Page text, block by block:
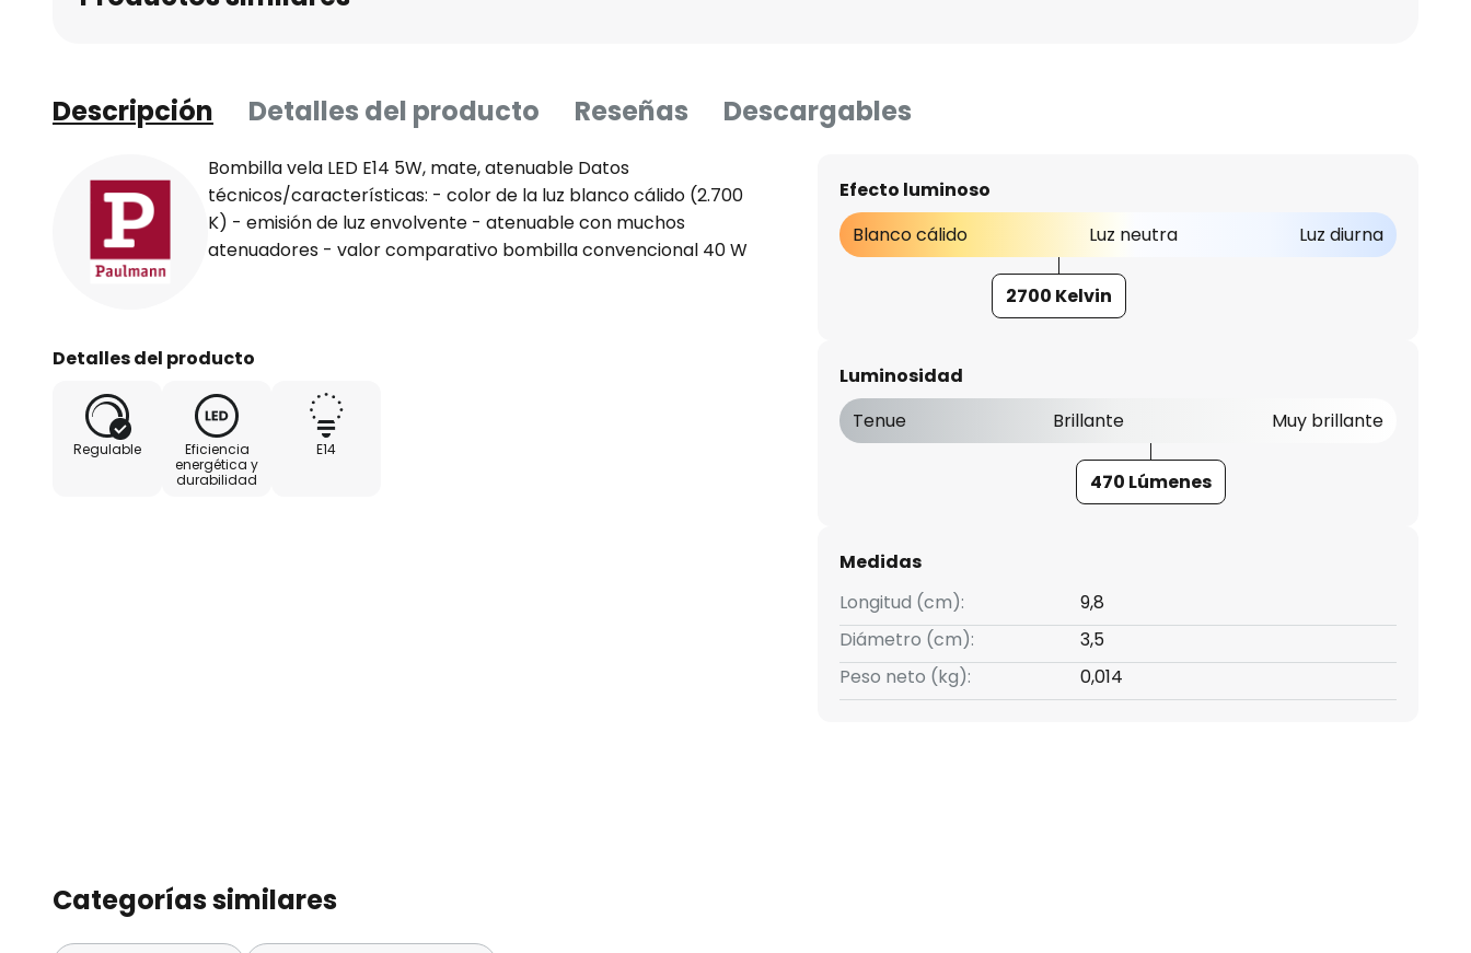
Descripción Detalles del producto Reseñas Descargables
Bombilla vela LED E14 5W, mate, atenuable Datos
técnicos/características: - color de la luz blanco cálido (2.700
K) - emisión de luz envolvente - atenuable con muchos
atenuadores - valor comparativo bombilla convencional 40 W
Detalles del producto
Regulable
Eficiencia
energética y
durabilidad
E14
Efecto luminoso
Blanco cálido
Luz neutra Luz diurna
2700 Kelvin
Luminosidad
Tenue
Brillante Muy brillante
470 Lúmenes
Medidas
Longitud (cm):
9,8
Diámetro (cm):
3,5
Peso neto (kg):
0,014
Categorías similares